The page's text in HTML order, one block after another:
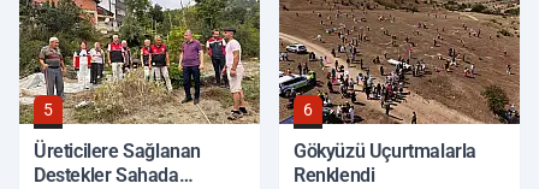
5
Üreticilere Sağlanan
Destekler Sahada
6
Gökyüzü Uçurtmalarla
Renklendi